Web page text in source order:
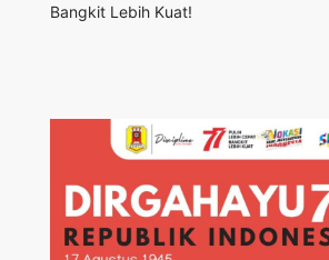
Bangkit Lebih Kuat!